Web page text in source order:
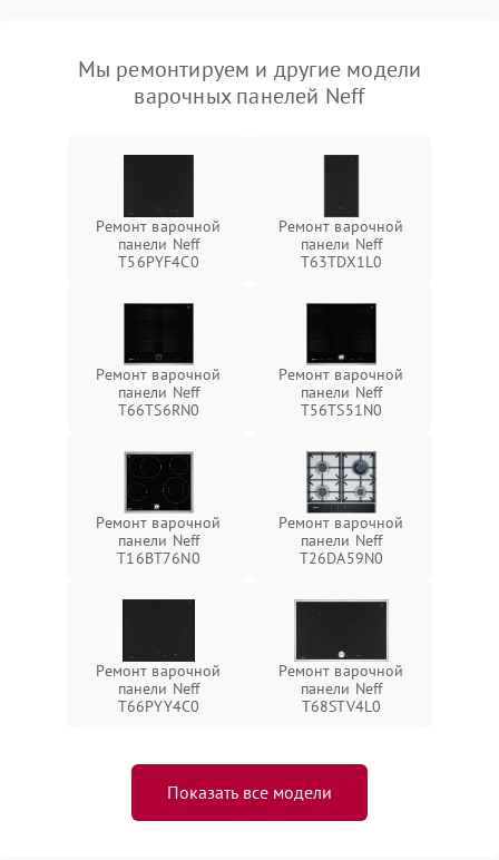
Мы ремонтируем и другие модели
варочных панелей Neff
Ремонт варочной
панели Neff
T56PYF4C0
Ремонт варочной
панели Neff
T63TDX1L0
Ремонт варочной
панели Neff
T66TS6RN0
Ремонт варочной
панели Neff
T56TS51N0
Ремонт варочной
панели Neff
T16BT76N0
Ремонт варочной
панели Neff
T26DA59N0
Ремонт варочной
панели Neff
T66PYY4C0
Ремонт варочной
панели Neff
T68STV4L0
Показать все модели